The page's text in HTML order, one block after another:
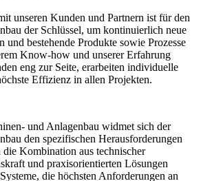
unseren Kunden und Partnern ist für den
der Schlüssel, um kontinuierlich neue
bestehende Produkte sowie Prozesse
Know-how und unserer Erfahrung
eng zur Seite, erarbeiten individuelle
Effizienz in allen Projekten.
und Anlagenbau widmet sich der
den spezifischen Herausforderungen
Kombination aus technischer
und praxisorientierten Lösungen
die höchsten Anforderungen an